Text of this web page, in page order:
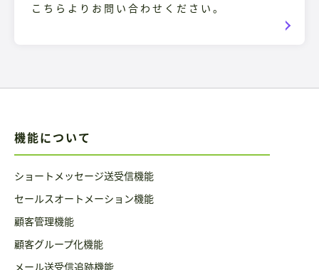
こちらよりお問い合わせください。
機能について
ショートメッセージ送受信機能
セールスオートメーション機能
顧客管理機能
顧客グループ化機能
メール送受信追跡機能